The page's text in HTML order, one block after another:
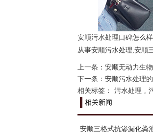
安顺污水处理口碑怎么
从事安顺污水处理,安顺
上一条： 安顺无动力生
下一条： 安顺污水处理
相关标签：
污水处理 ,
相关新闻
安顺三格式抗渗漏化粪